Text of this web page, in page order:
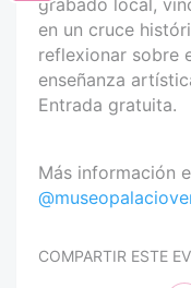
grabado local,
en un cruce
reflexionar sobre
enseñanza
Entrada gratuita.
Más información
COMPARTIR ESTE